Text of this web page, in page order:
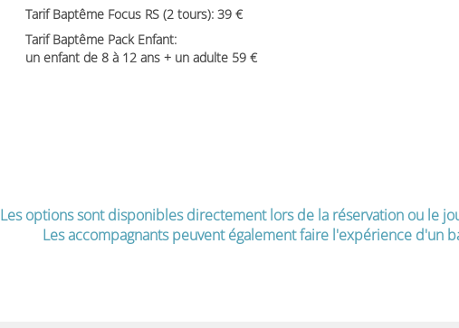
Tarif Baptême Focus RS (2 tours): 39
Tarif Baptême Pack Enfant:
un enfant de 8 à 12 ans + un adulte 59
Les options sont disponibles directement lors de la réservation ou le
Les accompagnants peuvent également faire l'expérience d'un